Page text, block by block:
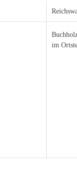
im